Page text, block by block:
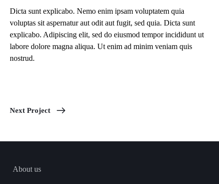
Dicta sunt explicabo. Nemo enim ipsam voluptatem quia
voluptas sit aspernatur aut odit aut fugit, sed quia. Dicta sunt
explicabo. Adipiscing elit, sed do eiusmod tempor incididunt ut
labore dolore magna aliqua. Ut enim ad minim veniam quis
nostrud.
Next Project
About us